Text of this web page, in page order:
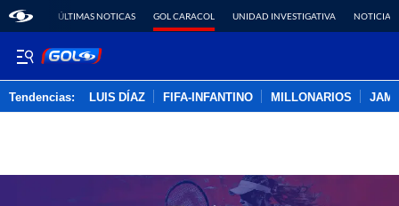
ÚLTIMAS NOTICAS GOL CARACOL UNIDAD INVESTIGATIVA NOTICIAS
Tendencias: LUIS DÍAZ FIFA-INFANTINO MILLONARIOS